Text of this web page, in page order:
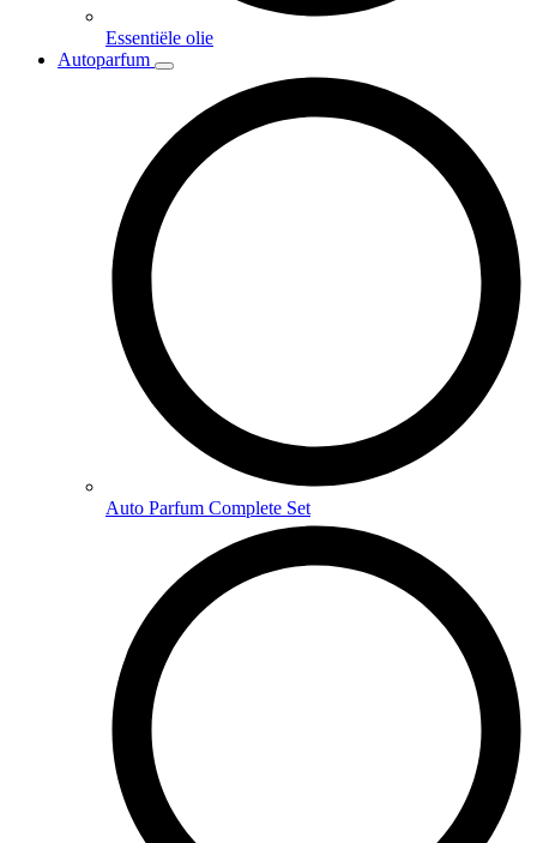
Essentiële olie
Autoparfum
Auto Parfum Complete Set